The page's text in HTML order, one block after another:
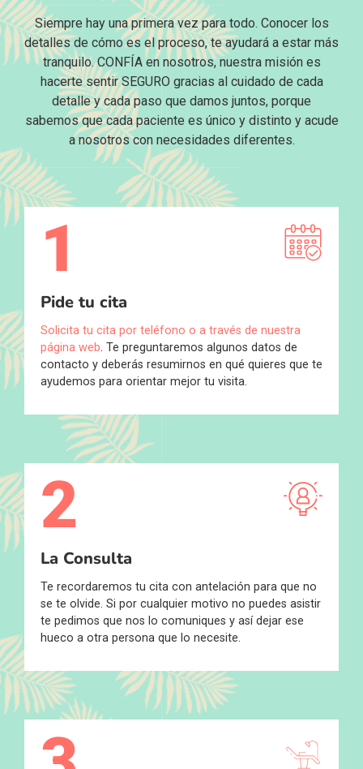
Siempre hay una primera vez para todo. Conocer los
detalles de cómo es el proceso, te ayudará a estar más
tranquilo. CONFÍA en nosotros, nuestra misión es
hacerte sentir SEGURO gracias al cuidado de cada
detalle y cada paso que damos juntos, porque
sabemos que cada paciente es único y distinto y acude
a nosotros con necesidades diferentes.
1
Pide tu cita
Solicita tu cita por teléfono o a través de nuestra
página web. Te preguntaremos algunos datos de
contacto y deberás resumirnos en qué quieres que te
ayudemos para orientar mejor tu visita.
2
La Consulta
Te recordaremos tu cita con antelación para que no
se te olvide. Si por cualquier motivo no puedes asistir
te pedimos que nos lo comuniques y así dejar ese
hueco a otra persona que lo necesite.